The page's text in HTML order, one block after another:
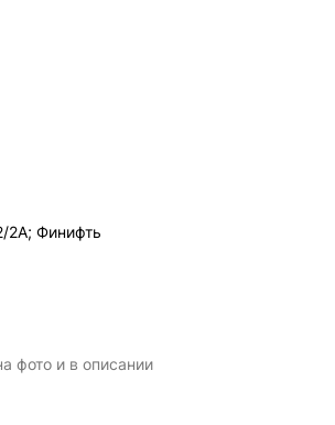
2А; Финифть
фото и в описании